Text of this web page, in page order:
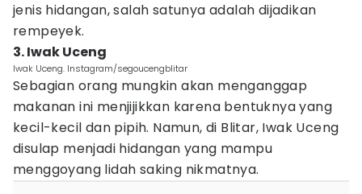
jenis hidangan, salah satunya adalah dijadikan
rempeyek.
3. Iwak Uceng
Iwak Uceng. Instagram/segoucengblitar
Sebagian orang mungkin akan menganggap
makanan ini menjijikkan karena bentuknya yang
kecil-kecil dan pipih. Namun, di Blitar, Iwak Uceng
disulap menjadi hidangan yang mampu
menggoyang lidah saking nikmatnya.